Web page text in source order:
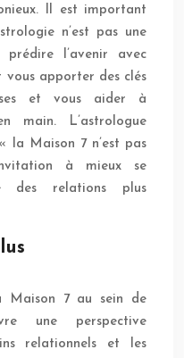
Il est important
n’est pas une
l’avenir avec
vous apporter des clés
et vous aider à
main. L’astrologue
la Maison 7 n’est pas
à mieux se
des relations plus
Maison 7 au sein de
une perspective
relationnels et les